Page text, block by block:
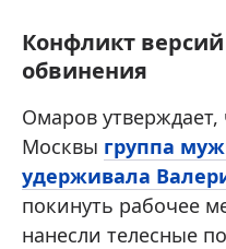
Конфликт
обвинения
Омаров утверждает,
Москвы группа
удерживала
покинуть рабочее
нанесли телесные